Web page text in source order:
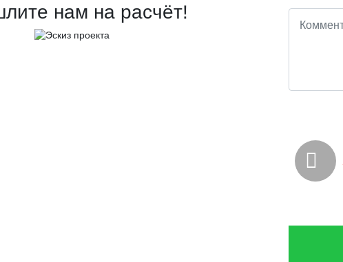
нам на расчёт!